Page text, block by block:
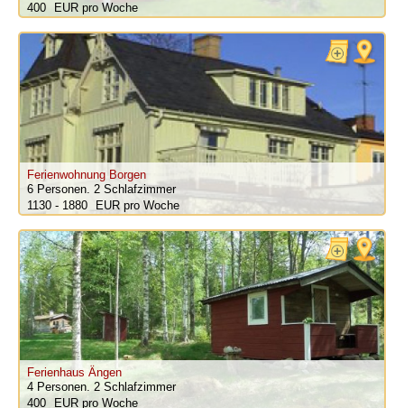
400
pro Woche
Ferienwohnung Borgen
6 Personen. 2 Schlafzimmer
1130 - 1880
pro Woche
Ferienhaus Ängen
4 Personen. 2 Schlafzimmer
400
pro Woche